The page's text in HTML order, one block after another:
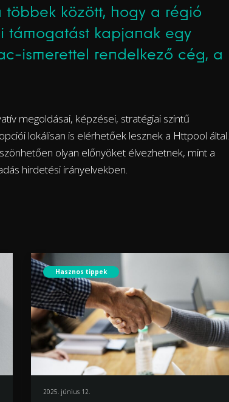
többek között, hogy a régió
támogatást kapjanak egy
ismerettel rendelkező cég, a
megoldásai, képzései, stratégiai szintű
lokálisan is elérhetőek lesznek a Httpool által.
olyan előnyöket élvezhetnek, mint a
hirdetési irányelvekben.
Hasznos tippek
2025. június 12.